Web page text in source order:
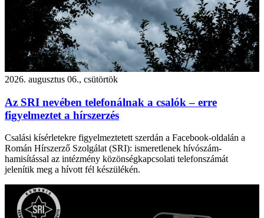
2026. augusztus 06., csütörtök
Az SRI nevében telefonálnak a csalók – erre
figyelmeztet a hírszerzés
Csalási kísérletekre figyelmeztetett szerdán a Facebook-oldalán a
Román Hírszerző Szolgálat (SRI): ismeretlenek hívószám-
hamisítással az intézmény közönségkapcsolati telefonszámát
jelenítik meg a hívott fél készülékén.